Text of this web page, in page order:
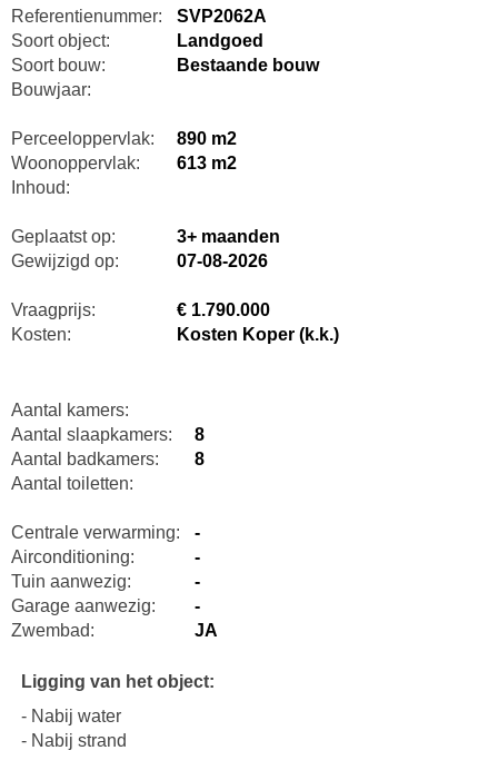
Referentienummer:
SVP2062A
Soort object:
Landgoed
Soort bouw:
Bestaande bouw
Bouwjaar:
Perceeloppervlak:
890 m2
Woonoppervlak:
613 m2
Inhoud:
Geplaatst op:
3+ maanden
Gewijzigd op:
07-08-2026
Vraagprijs:
€ 1.790.000
Kosten:
Kosten Koper (k.k.)
Aantal kamers:
Aantal slaapkamers:
8
Aantal badkamers:
8
Aantal toiletten:
Centrale verwarming:
-
Airconditioning:
-
Tuin aanwezig:
-
Garage aanwezig:
-
Zwembad:
JA
Ligging van het object:
- Nabij water
- Nabij strand